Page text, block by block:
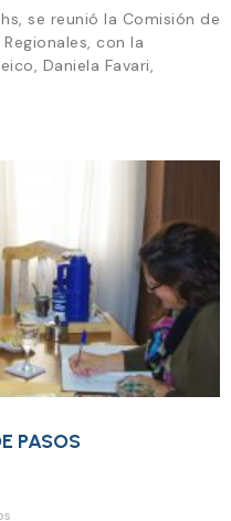
se reunió la Comisión de
con la
Daniela Favari,
PASOS